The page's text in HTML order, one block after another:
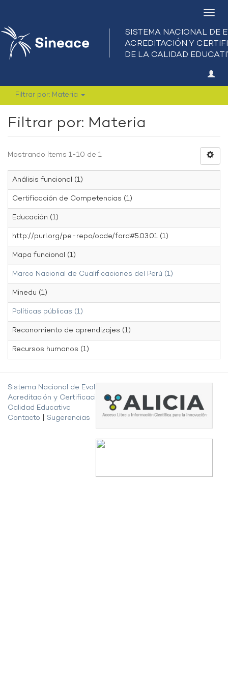
Filtrar por: Materia
Filtrar por: Materia
Mostrando ítems 1-10 de 1
Análisis funcional (1)
Certificación de Competencias (1)
Educación (1)
http://purl.org/pe-repo/ocde/ford#5.03.01 (1)
Mapa funcional (1)
Marco Nacional de Cualificaciones del Perú (1)
Minedu (1)
Políticas públicas (1)
Reconomiento de aprendizajes (1)
Recursos humanos (1)
Sistema Nacional de Evaluación,
Acreditación y Certificación de la
Calidad Educativa
Contacto
Sugerencias